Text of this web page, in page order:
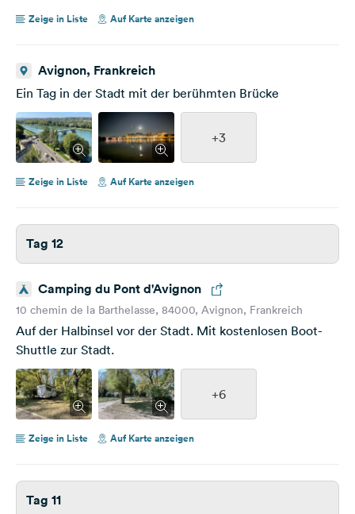
Zeige in Liste
Auf Karte anzeigen
Avignon, Frankreich
Ein Tag in der Stadt mit der berühmten Brücke
+3
Zeige in Liste Auf Karte anzeigen
Tag 12
Camping du Pont d'Avignon
10 chemin de la Barthelasse, 84000, Avignon, Frankreich
Auf der Halbinsel vor der Stadt. Mit kostenlosen Boot-
Shuttle zur Stadt.
+6
Zeige in Liste Auf Karte anzeigen
Tag 11